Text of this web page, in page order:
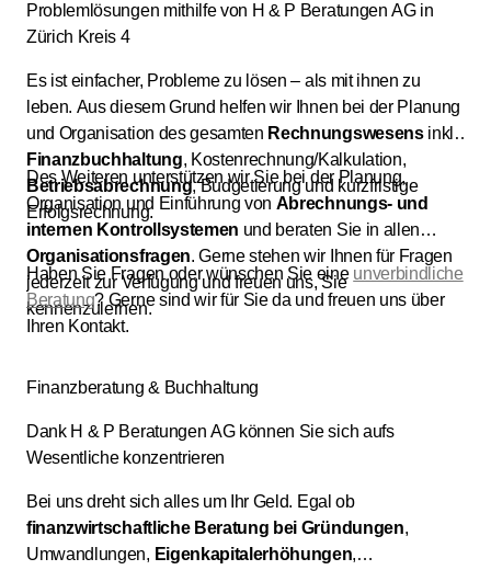
Problemlösungen mithilfe von H & P Beratungen AG in
Zürich Kreis 4
Es ist einfacher, Probleme zu lösen – als mit ihnen zu
leben. Aus diesem Grund helfen wir Ihnen bei der Planung
und Organisation des gesamten Rechnungswesensinkl.
Finanzbuchhaltung, Kostenrechnung/Kalkulation,
Betriebsabrechnung, Budgetierung und kurzfristige
Erfolgsrechnung.
Des Weiteren unterstützen wir Sie bei der Planung,
Organisation und Einführung von Abrechnungs- und
internen Kontrollsystemen und beraten Sie in allen
Organisationsfragen. Gerne stehen wir Ihnen für Fragen
jederzeit zur Verfügung und freuen uns, Sie
kennenzulernen.
Haben Sie Fragen oder wünschen Sie eine unverbindliche
Beratung? Gerne sind wir für Sie da und freuen uns über
Ihren Kontakt.
Finanzberatung & Buchhaltung
Dank H & P Beratungen AG können Sie sich aufs
Wesentliche konzentrieren
Bei uns dreht sich alles um Ihr Geld. Egal ob
finanzwirtschaftliche Beratung bei Gründungen,
Umwandlungen, Eigenkapitalerhöhungen,